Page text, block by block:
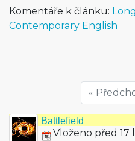
Komentáře k článku:
Contemporary English
«
Battlefield
Vloženo před 17